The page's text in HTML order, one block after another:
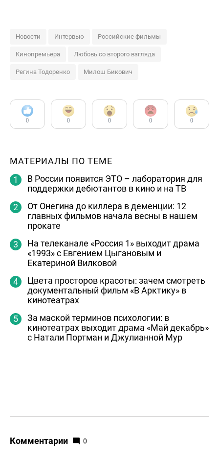
Новости Интервью Российские фильмы
Кинопремьера Любовь со второго взгляда
Регина Тодоренко Милош Бикович
0 0 0 0 0
МАТЕРИАЛЫ ПО ТЕМЕ
В России появится ЭТО – лаборатория для
поддержки дебютантов в кино и на ТВ
От Онегина до киллера в деменции: 12
главных фильмов начала весны в нашем
прокате
На телеканале «Россия 1» выходит драма
«1993» с Евгением Цыгановым и
Екатериной Вилковой
Цвета просторов красоты: зачем смотреть
документальный фильм «В Арктику» в
кинотеатрах
За маской терминов психологии: в
кинотеатрах выходит драма «Май декабрь»
с Натали Портман и Джулианной Мур
Комментарии 0